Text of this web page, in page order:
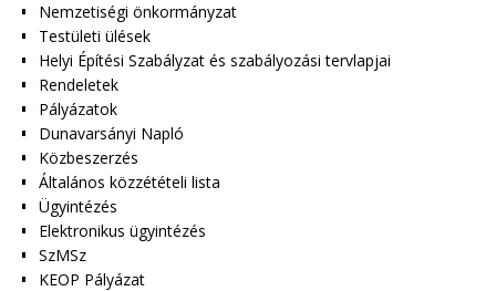
Nemzetiségi önkormányzat
Testületi ülések
Helyi Építési Szabályzat és szabályozási tervlapjai
Rendeletek
Pályázatok
Dunavarsányi Napló
Közbeszerzés
Általános közzétételi lista
Ügyintézés
Elektronikus ügyintézés
SzMSz
KEOP Pályázat